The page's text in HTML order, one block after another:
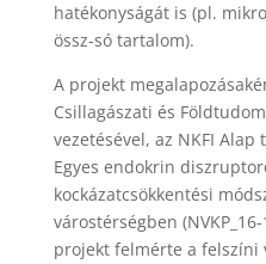
hatékonyságát is (pl.
össz-só tartalom).
A projekt
Csillagászati és
vezetésével, az NKFI
Egyes endokrin
kockázatcsökkentési
várostérségben
projekt felmérte a felszíni